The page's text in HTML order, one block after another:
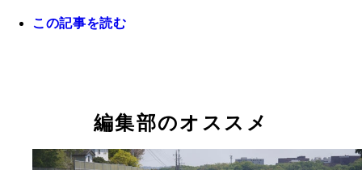
この記事を読む
編集部のオススメ